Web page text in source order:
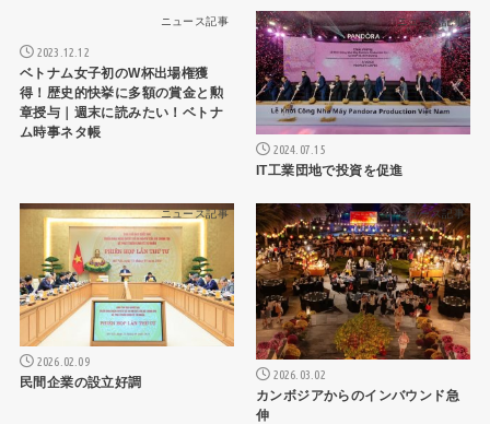
ニュース記事
2023.12.12
ベトナム女子初のW杯出場権獲
得！歴史的快挙に多額の賞金と勲
章授与｜週末に読みたい！ベトナ
ム時事ネタ帳
ニュース記事
2024.07.15
IT工業団地で投資を促進
ニュース記事
2026.02.09
民間企業の設立好調
ニュース記事
2026.03.02
カンボジアからのインバウンド急
伸